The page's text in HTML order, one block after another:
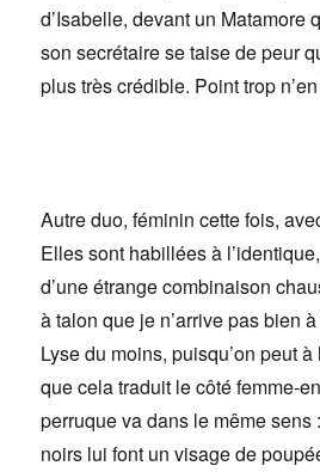
d’Isabelle, devant un Matamore
son secrétaire se taise de peur
plus très crédible. Point trop
Autre duo, féminin cette fois,
Elles sont habillées à
d’une étrange combinaison
à talon que je n’arrive pas bien
Lyse du moins, puisqu’on peut
que cela traduit le côté femme-
perruque va dans le même
noirs lui font un visage de